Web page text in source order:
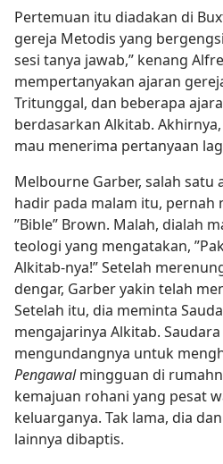
Pertemuan itu diadakan di
gereja Metodis yang
sesi tanya jawab,” kenang
mempertanyakan ajaran
Tritunggal, dan beberapa
berdasarkan Alkitab.
mau menerima pertanyaan
Melbourne Garber, salah satu
hadir pada malam itu,
”Bible” Brown. Malah, dialah
teologi yang mengatakan,
Alkitab-nya!” Setelah
dengar, Garber yakin telah
Setelah itu, dia meminta
mengajarinya Alkitab.
mengundangnya untuk
Pengawalmingguan di
kemajuan rohani yang pesat
keluarganya. Tak lama, dia
lainnya dibaptis.